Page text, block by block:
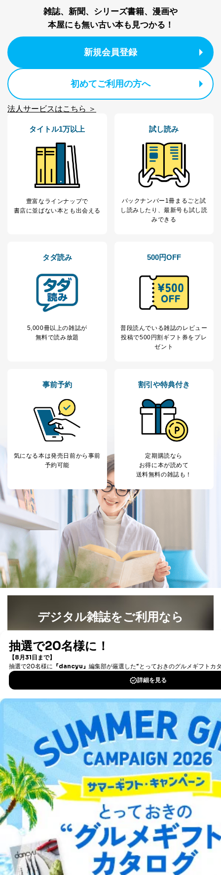
代表取締役会長 西野 伸一郎
個人情報の取扱いについて
１．個人情報保護管理者
当社は以下の個人情報保護管理者を設置し、個人情報保
用・提供・管理いたします。
東京都渋谷区南平台町16-11
株式会社富士山マガジンサービス
代表取締役会長 西野 伸一郎
個人情報保護管理者: 経営管理グループディレクター 前
当社が取り扱う開示対象個人情報の利用目的は次のとお
りです。
No
個人情報の種類 利用目的
ービス等をご利用
の方の個人情報
購入商品の配送のため
個人が特定できない形で取得した
析して、趣味・嗜好に
応じた新商品・サービスに関する
当社にお問合わせ
人情報
お問い合わせ対応、トラブル対
質向上のため
カスタマーQ＆Aサイトの投稿内容
ｅメール等による商品、サービ
採用応募者の方の
個人情報
採用選考、ご連絡のため
当社の従業者の個
人情報
人事、総務などの雇用管理等のた
企業）からの委託
により当社の
提携企業及びお客様がご購入され
た商品の発売元企業からのｅメー
ル等による商品、
サービス、キャンペーン等の広告
に関するご案内のため
7
SNS公式アカウン
トに登録された方
の個人情報
当社のサービス利用状況の把握お
よびその分析のため
お問い合わせ対応、トラブル対
処、オペレーター教育など応対品
質向上のため
その他当社のプライバシーポリシ
ー等にて公表する利用目的達成の
ため
※上記の利用目的のうちNo.1～5については保有個人デ
なお、6、7については、パートナー（提携企業）様又は
各SNS運営会社様にご請求いただきますようお願い致し
ます。
３．個人情報の第三者提供について
当社は、取得した個人情報を適切に管理し､あらかじめ
本人の同意を得ることなく第三者に提供することはあり
ません。ただし、次の場合は除きます。
法令に基づく場合
人の生命､身体または財産の保護のために必要がある
場合であって、本人の同意を得ることが困難であると
公衆衛生の向上または児童の健全な育成の推進のため
に特に必要がある場合であって、本人の同意を得るこ
とが困難である場合。
国の機関もしくは地方公共団体またはその委託を受け
た者が法令の定める事務を遂行することに対して協力
する必要がある場合であって、本人の同意を得ること
により当該事務の遂行に支障を及ぼすおそれがあると
き。
上記２．の利用目的を実施するために守秘義務を結ん
だ企業に、業務の一部として個人情報の取扱いを委
託・提供する場合、その業務に必要な範囲で委託・提
供先企業に個人情報を開示することがあります。
委託・提供先企業は具体的には以下のような企業です
が、これらに限りません。
委託先：カスタマーサポート支援会社 、クレジッ
雑誌、新聞、シリーズ書籍、漫画や
本屋にも無い古い本も見つかる！
新規会員登録
初めてご利用の方へ
法人サービスはこちら ＞
タイトル1万以上
豊富なラインナップで
書店に並ばない本とも出会える
試し読み
バックナンバー1冊まるごと試
し読み したり、最新号も試し読
みできる
タダ読み
5,000冊以上の雑誌が
無料で読み放題
500円OFF
普段読んでいる雑誌のレビュー
投稿で500円割ギフト券をプレ
ゼント
事前予約
気になる本は発売日前から事前
予約可能
割引や特典付き
定期購読なら
お得に本が読めて
送料無料の雑誌も！
デジタル雑誌をご利用なら
書籍）が無料で読み放題！
DOWNLOAD FOR IOS
DOWNLOAD FOR ANDROID
ご利用方法はこちら
総合案内
アフィリエイト 採用情報
プレスリリース お問い合わせ
利用規約プライバシーポリシー 特定商取引法に基づく表示
出版社の皆様へ
投資家の皆様へサイトマップ